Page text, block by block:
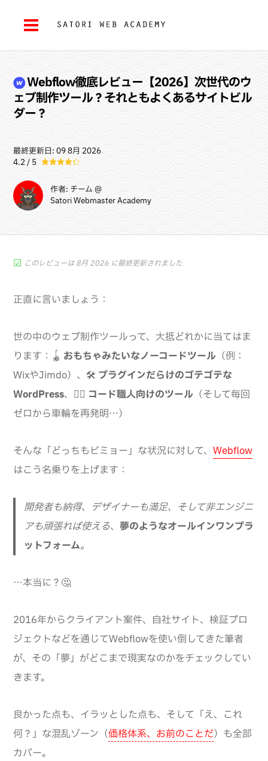
Webflow徹底レビュー【2026】次世代のウ
ェブ制作ツール？それともよくあるサイトビル
ダー？
最終更新日: 09 8月 2026
4.2 / 5
作者: チーム @
Satori Webmaster Academy
☑︎ このレビューは 8月 2026 に最終更新されました
正直に言いましょう：
世の中のウェブ制作ツールって、大抵どれかに当てはま
ります：🪀 おもちゃみたいなノーコードツール （例：
WixやJimdo）、🛠️ プラグインだらけのゴテゴテな
WordPress、😵‍💫 コード職人向けのツール （そして毎回
ゼロから車輪を再発明…）
そんな「どっちもビミョー」な状況に対して、Webflow
はこう名乗りを上げます：
開発者も納得、デザイナーも満足、そして非エンジニ
アも頑張れば使える、夢のようなオールインワンプラ
ットフォーム。
…本当に？🤔
2016年からクライアント案件、自社サイト、検証プロ
ジェクトなどを通じてWebflowを使い倒してきた筆者
が、その「夢」がどこまで現実なのかをチェックしてい
きます。
良かった点も、イラッとした点も、そして「え、これ
何？」な混乱ゾーン（価格体系、お前のことだ）も全部
カバー。